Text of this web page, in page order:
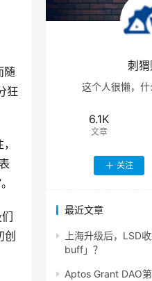
随
狂
刺
这个人很懒，
6.1K
文章
关注
最近文章
上海升级后，LSD
buff」？
Aptos Grant DAO